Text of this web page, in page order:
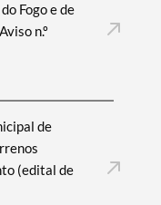
Fogo e de
n.º
de
(edital de